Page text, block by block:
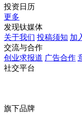
投资日历
更多
发现钛媒体
关于我们 投稿须知 加
交流与合作
创业求报道 广告合作
社交平台
旗下品牌